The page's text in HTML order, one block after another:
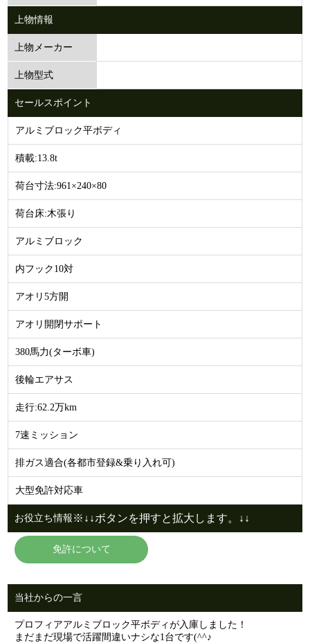
上物情報
上物メーカー
上物型式
セールスポイント
アルミブロック平ボディ
積載:13.8t
荷台寸法:961×240×80
荷台床:木張り
アルミブロック
内フック10対
アオリ5方開
アオリ開閉サポート
380馬力(ターボ車)
後輪エアサス
走行:62.2万km
7速ミッション
排ガス適合(各都市登録&乗り入れ可)
大型免許対応車
お役立ち情報 ※↓↓ボタンを押すと拡大します。↓↓
免許について
当社からの一言
プロフィアアルミブロック平ボディが入庫しました！
まだまだ現場で活躍間違いナシな1台です(^^♪